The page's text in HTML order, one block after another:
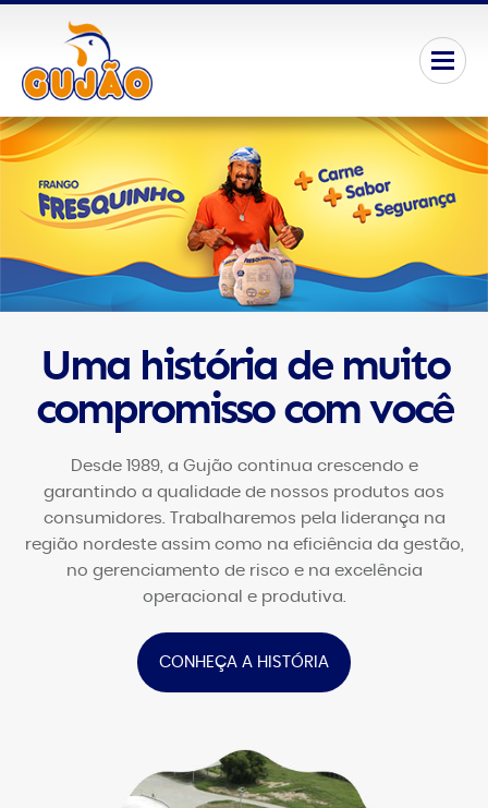
Uma história de muito
compromisso com você
Desde 1989, a Gujão continua crescendo e
garantindo a qualidade de nossos produtos aos
consumidores. Trabalharemos pela liderança na
região nordeste assim como na eficiência da gestão,
no gerenciamento de risco e na excelência
operacional e produtiva.
CONHEÇA A HISTÓRIA